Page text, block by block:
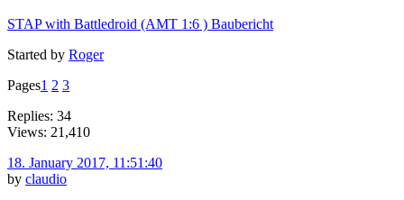
STAP with Battledroid (AMT 1:6 ) Baubericht
Started by Roger
Pages1 2 3
Replies: 34
Views: 21,410
18. January 2017, 11:51:40
by claudio